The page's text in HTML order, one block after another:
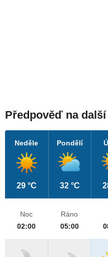
Předpověď na
Neděle
29 °C
Pondělí
32 °C
Noc
02:00
Ráno
05:00